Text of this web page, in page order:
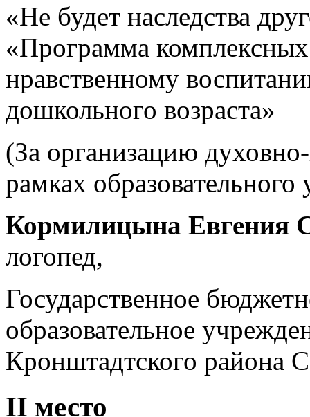
«Не будет наследства
«Программа
нравственному
дошкольного возраста»
(За организацию
рамках
Кормилицына Евгения
логопед,
Государственное
образовательное
Кронштадтского района
II место